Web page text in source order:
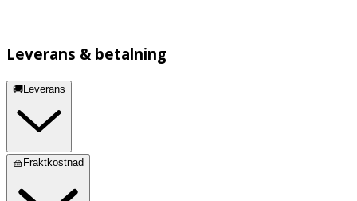
Leverans & betalning
🚚Leverans
🧺Fraktkostnad